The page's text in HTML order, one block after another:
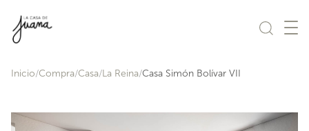
Inicio Compra Casa La Reina Casa Simón Bolívar VII